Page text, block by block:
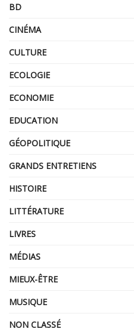
BD
CINÉMA
CULTURE
ECOLOGIE
ECONOMIE
EDUCATION
GÉOPOLITIQUE
GRANDS ENTRETIENS
HISTOIRE
LITTÉRATURE
LIVRES
MÉDIAS
MIEUX-ÊTRE
MUSIQUE
NON CLASSÉ